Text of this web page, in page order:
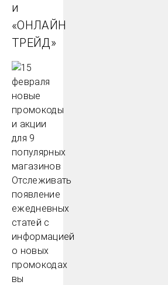
и
«ОНЛАЙН
ТРЕЙД»
Отслеживать
появление
ежедневных
статей с
информацией
о новых
промокодах
вы